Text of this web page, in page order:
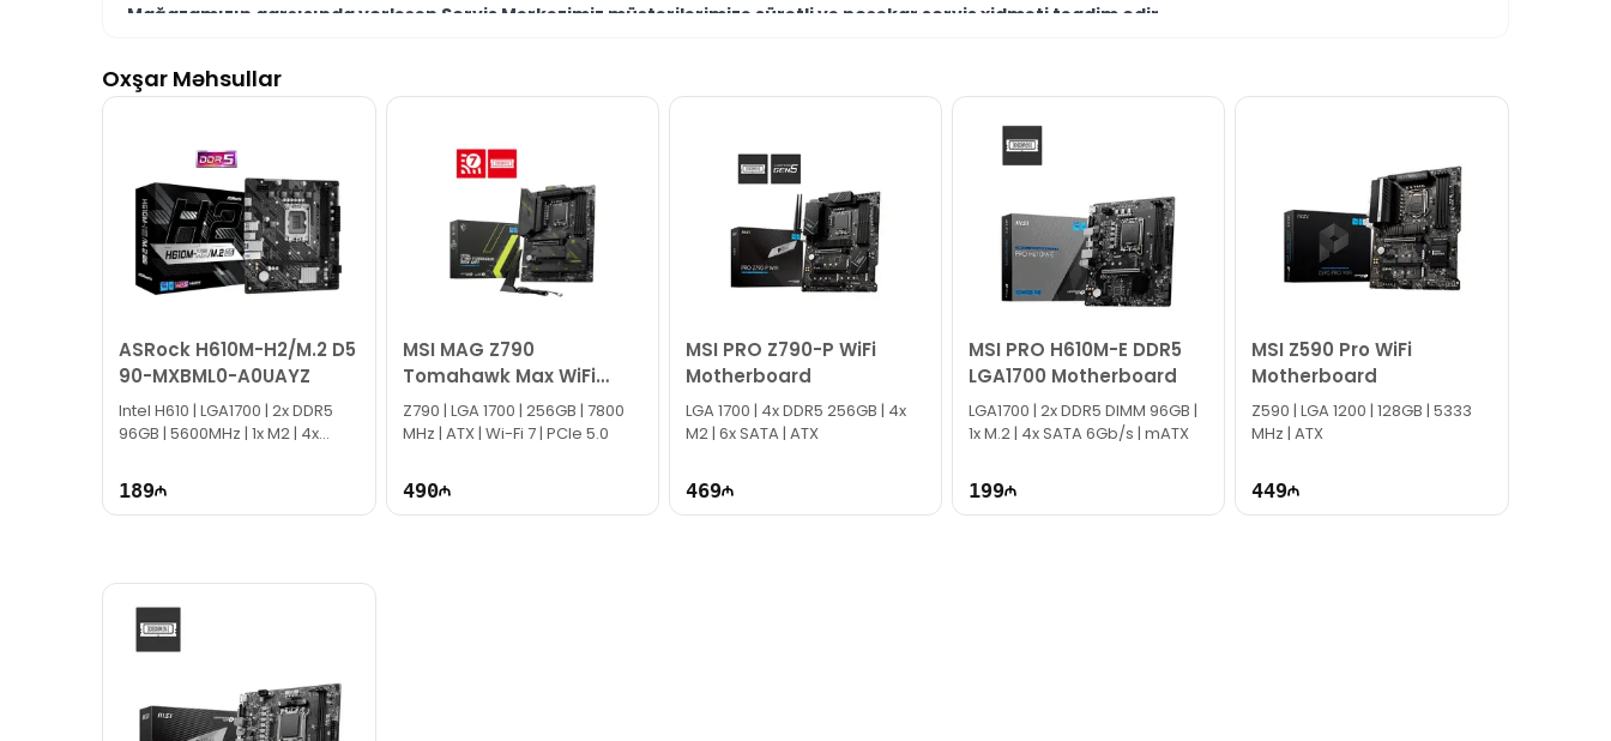
Mağazamızın qarşısında yerləşən Servis Mərkəzimiz müştərilərimizə sürətli və peşəkar servis xidməti təqdim edir.
MSI Z490-A PRO modelini Bakıda sərfəli qiymətə NƏĞD, KÖÇÜRMƏ və həmçinin KREDİT şərtləri ilə əldə edə bilərsiniz.
İstər MSI PRO seriyası ana plataları, istərsə də Intel platforması üçün digər kompüter komponentləri ilə bağlı suallarınızı saytımız vasitəsilə bizə
ünvanlaya bilərsiniz.
Seçim etməkdə dəstəyə ehtiyacınız varsa, təcrübəli mütəxəssislərimiz hər gün saat 10:00–19:00 aralığında xidmətinizdədir.
MSI Z490-A PRO anakart modeli ilə bağlı bütün suallarınızı canlı dəstək xəttimiz vasitəsilə cavablandırmağa hər zaman hazırıq.
Oxşar Məhsullar
ASRock H610M-H2/M.2 D5
90-MXBML0-A0UAYZ
Intel H610 | LGA1700 | 2x DDR5
96GB | 5600MHz | 1x M2 | 4x
189
MSI MAG Z790
Tomahawk Max WiFi
DDR5 Motherboard
Z790 | LGA 1700​ | 256GB | 7800
MHz | ATX | Wi-Fi 7 | PCIe 5.0
490
MSI PRO Z790-P WiFi
Motherboard
LGA 1700​ | 4x DDR5 256GB | 4x
M2 | 6x SATA | ATX
469
MSI PRO H610M-E DDR5
LGA1700 Motherboard
LGA1700 | 2x DDR5 DIMM 96GB |
1x M.2 | 4x SATA 6Gb/s | mATX
199
MSI Z590 Pro WiFi
Motherboard
Z590 | LGA 1200​ | 128GB | 5333
MHz | ATX
449